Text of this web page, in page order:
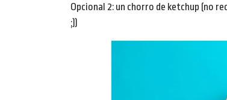
Opcional 2: un chorro de ketchup (no
;))